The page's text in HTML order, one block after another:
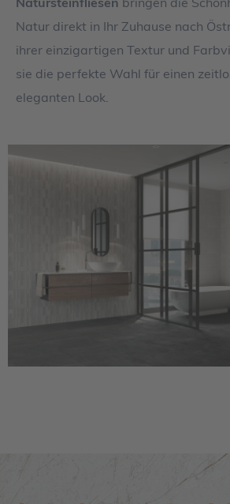
Natur direkt in Ihr Zuhause nach
ihrer einzigartigen Textur und
sie die perfekte Wahl für einen
eleganten Look.